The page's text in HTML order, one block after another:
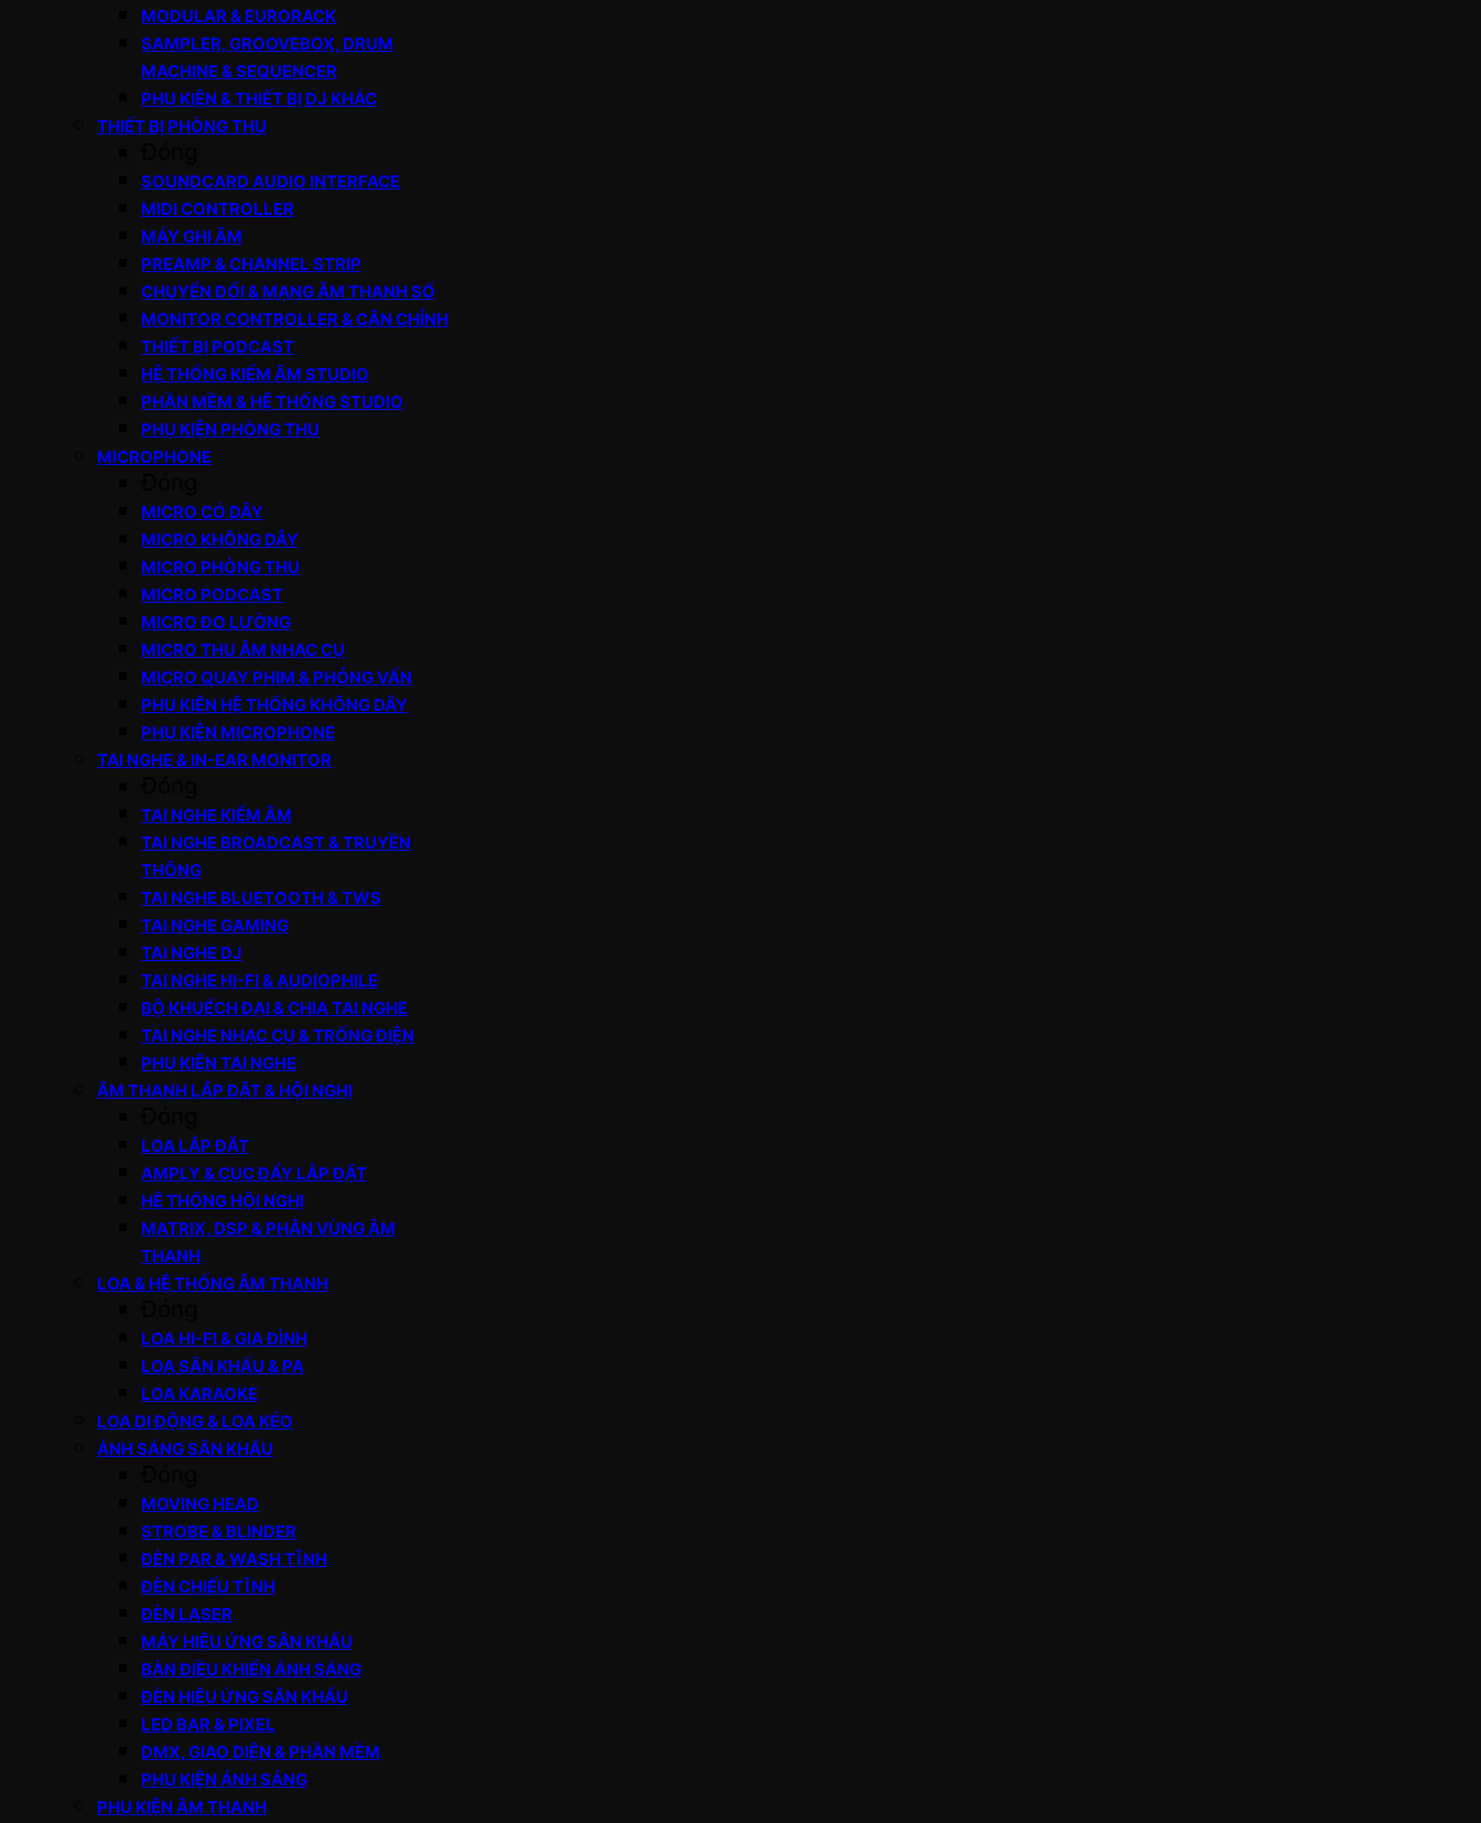
MODULAR & EURORACK
SAMPLER, GROOVEBOX, DRUM
MACHINE & SEQUENCER
PHỤ KIỆN & THIẾT BỊ DJ KHÁC
THIẾT BỊ PHÒNG THU
SOUNDCARD AUDIO INTERFACE
MIDI CONTROLLER
MÁY GHI ÂM
PREAMP & CHANNEL STRIP
CHUYỂN ĐỔI & MẠNG ÂM THANH SỐ
MONITOR CONTROLLER & CÂN CHỈNH
THIẾT BỊ PODCAST
HỆ THỐNG KIỂM ÂM STUDIO
PHẦN MỀM & HỆ THỐNG STUDIO
PHỤ KIỆN PHÒNG THU
MICROPHONE
MICRO CÓ DÂY
MICRO KHÔNG DÂY
MICRO PHÒNG THU
MICRO PODCAST
MICRO ĐO LƯỜNG
MICRO THU ÂM NHẠC CỤ
MICRO QUAY PHIM & PHỎNG VẤN
PHỤ KIỆN HỆ THỐNG KHÔNG DÂY
PHỤ KIỆN MICROPHONE
TAI NGHE & IN-EAR MONITOR
TAI NGHE KIỂM ÂM
TAI NGHE BROADCAST & TRUYỀN
THÔNG
TAI NGHE BLUETOOTH & TWS
TAI NGHE GAMING
TAI NGHE DJ
TAI NGHE HI-FI & AUDIOPHILE
BỘ KHUẾCH ĐẠI & CHIA TAI NGHE
TAI NGHE NHẠC CỤ & TRỐNG ĐIỆN
PHỤ KIỆN TAI NGHE
ÂM THANH LẮP ĐẶT & HỘI NGHỊ
LOA LẮP ĐẶT
AMPLY & CỤC ĐẨY LẮP ĐẶT
HỆ THỐNG HỘI NGHỊ
MATRIX, DSP & PHÂN VÙNG ÂM
THANH
LOA & HỆ THỐNG ÂM THANH
LOA HI-FI & GIA ĐÌNH
LOA SÂN KHẤU & PA
LOA KARAOKE
LOA DI ĐỘNG & LOA KÉO
ÁNH SÁNG SÂN KHẤU
MOVING HEAD
STROBE & BLINDER
ĐÈN PAR & WASH TĨNH
ĐÈN CHIẾU TĨNH
ĐÈN LASER
MÁY HIỆU ỨNG SÂN KHẤU
BÀN ĐIỀU KHIỂN ÁNH SÁNG
ĐÈN HIỆU ỨNG SÂN KHẤU
LED BAR & PIXEL
DMX, GIAO DIỆN & PHẦN MỀM
PHỤ KIỆN ÁNH SÁNG
PHỤ KIỆN ÂM THANH